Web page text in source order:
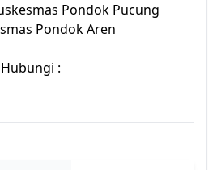
Pondok Pucung
Pondok Aren
: